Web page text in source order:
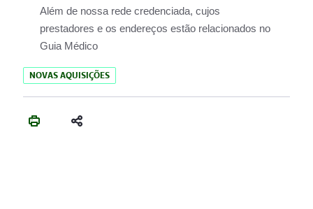
Além de nossa rede credenciada, cujos
prestadores e os endereços estão relacionados no
Guia Médico
NOVAS AQUISIÇÕES